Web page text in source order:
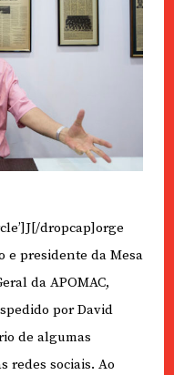
dropcap]orge
e presidente da Mesa
da APOMAC,
por David
de algumas
redes sociais. Ao